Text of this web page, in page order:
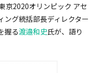
京2020オリンピック アセ
ング統括部長ディレクター
握る渡邉和史氏が、語り